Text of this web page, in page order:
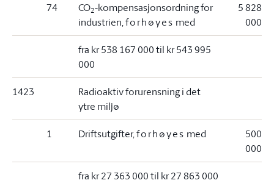
74 CO2-kompensasjonsordning for
industrien,forhøyes med
5 828
000
fra kr 538 167 000 til kr 543 995
000
1423
Radioaktiv forurensning i det
ytre miljø
1 Driftsutgifter,forhøyes med
500
000
fra kr 27 363 000 til kr 27 863 000